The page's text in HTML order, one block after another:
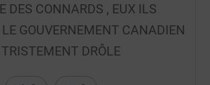
DES CONNARDS , EUX ILS
GOUVERNEMENT CANADIEN
DRÔLE